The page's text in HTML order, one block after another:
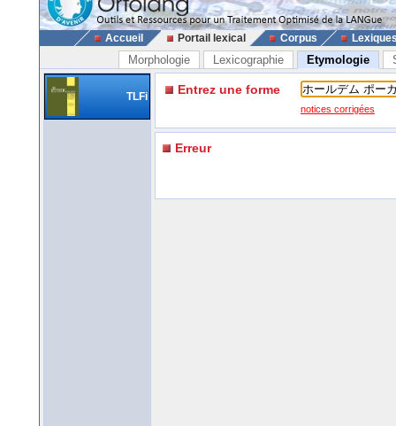
Accueil Portail lexical Corpus
Morphologie Lexicographie Etymologie
TLFi Entrez une forme
notices corrigées
Erreur